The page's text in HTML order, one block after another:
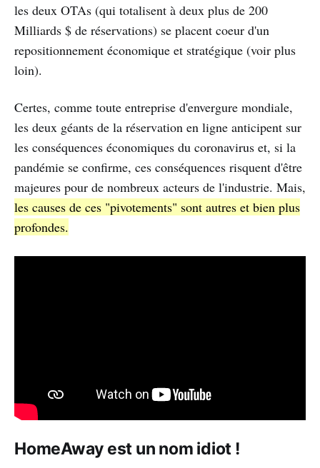
les deux OTAs (qui totalisent à deux plus de 200
Milliards $ de réservations) se placent coeur d'un
repositionnement économique et stratégique (voir plus
loin).
Certes, comme toute entreprise d'envergure mondiale,
les deux géants de la réservation en ligne anticipent sur
les conséquences économiques du coronavirus et, si la
pandémie se confirme, ces conséquences risquent d'être
majeures pour de nombreux acteurs de l'industrie. Mais,
les causes de ces "pivotements" sont autres et bien plus
profondes.
HomeAway est un nom idiot !